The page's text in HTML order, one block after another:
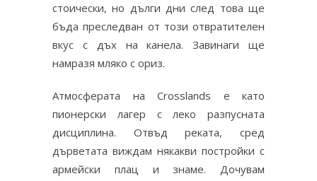
стоически, но дълги дни след това ще
бъда преследван от този отвратителен
вкус с дъх на канела. Завинаги ще
намразя мляко с ориз.
Атмосферата на Crosslands е като
пионерски лагер с леко разпусната
дисциплина. Отвъд реката, сред
дърветата виждам някакви постройки с
армейски плац и знаме. Дочувам